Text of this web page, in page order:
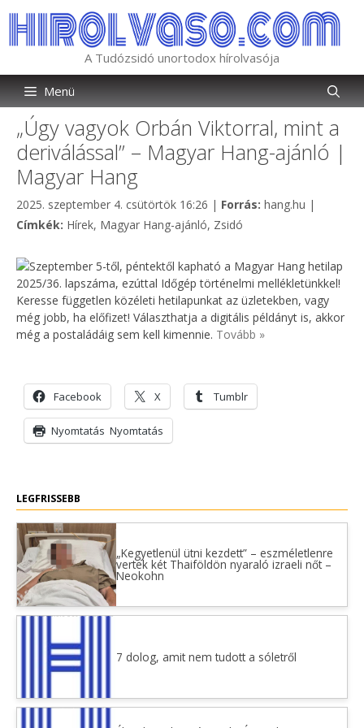
tartalomba
A Tudózsidó unortodox hírolvasója
Menü
„Úgy vagyok Orbán Viktorral, mint a
deriválással” – Magyar Hang-ajánló |
Magyar Hang
2025. szeptember 4. csütörtök 16:26 | Forrás: Kategória
hang.hu |
Címkék: Címkék
Hírek, Magyar Hang-ajánló, Zsidó
Szeptember 5-től, péntektől kapható a Magyar Hang hetilap
2025/36. lapszáma, ezúttal Időgép történelmi mellékletünkkel!
Keresse független közéleti hetilapunkat az üzletekben, vagy
még jobb, ha előfizet! Választhatja a digitális példányt is, akkor
még a postaládáig sem kell kimennie. Tovább »
Facebook X Tumblr
Nyomtatás Nyomtatás
LEGFRISSEBB
„Kegyetlenül ütni kezdett” – eszméletlenre
vertek két Thaiföldön nyaraló izraeli nőt –
Neokohn
7 dolog, amit nem tudott a sóletről